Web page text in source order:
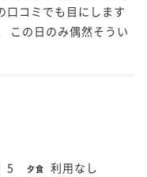
口コミでも目にします
この日のみ偶然そうい
5 夕食 利用なし